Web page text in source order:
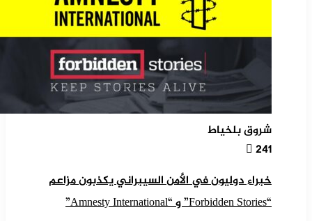
شروق بلخياط
241
خبراء دوليون في الأمن السيبراني يكذبون مزاعم
“Forbidden Stories” و “Amnesty International”